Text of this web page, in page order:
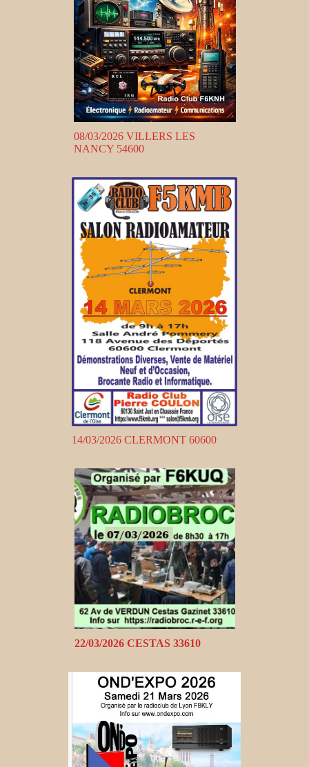
08/03/2026 VILLERS LES
NANCY 54600
14/03/2026 CLERMONT 60600
22/03/2026 CESTAS 33610